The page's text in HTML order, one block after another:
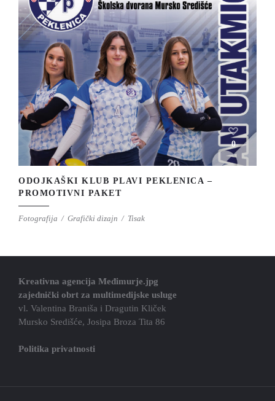
0
ODOJKAŠKI KLUB PLAVI PEKLENICA –
PROMOTIVNI PAKET
Fotografija Grafički dizajn Tisak
Kreativna agencija Međimurje.jpg
zajednički obrt za multimedijske usluge
vl. Valentina Braniša i Dragutin Kliček
Mursko Središće, Josipa Broza Tita 86
Politika privatnosti